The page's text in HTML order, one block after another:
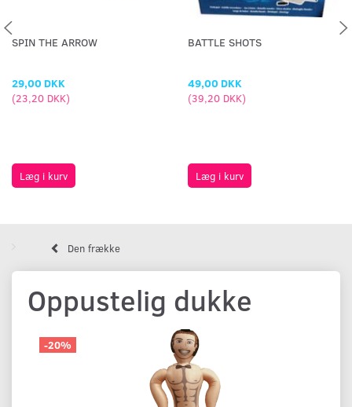
SPIN THE ARROW
29,00 DKK
(23,20 DKK)
Læg i kurv
BATTLE SHOTS
49,00 DKK
(39,20 DKK)
Læg i kurv
Den frække
Oppustelig dukke
-20%